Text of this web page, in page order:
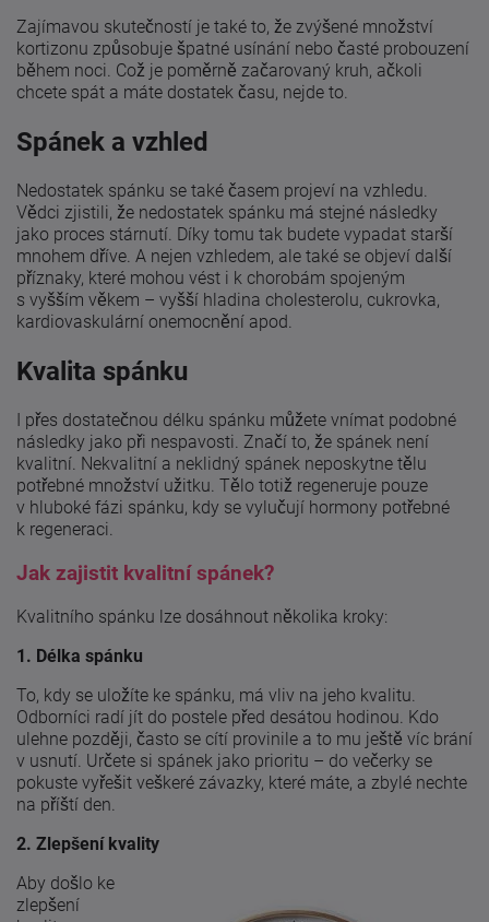
Zajímavou skutečností je také to, že zvýšené množství
kortizonu způsobuje špatné usínání nebo časté probouzení
během noci. Což je poměrně začarovaný kruh, ačkoli
chcete spát a máte dostatek času, nejde to.
Spánek a vzhled
Nedostatek spánku se také časem projeví na vzhledu.
Vědci zjistili, že nedostatek spánku má stejné následky
jako proces stárnutí. Díky tomu tak budete vypadat starší
mnohem dříve. A nejen vzhledem, ale také se objeví další
příznaky, které mohou vést i k chorobám spojeným
s vyšším věkem – vyšší hladina cholesterolu, cukrovka,
kardiovaskulární onemocnění apod.
Kvalita spánku
I přes dostatečnou délku spánku můžete vnímat podobné
následky jako při nespavosti. Značí to, že spánek není
kvalitní. Nekvalitní a neklidný spánek neposkytne tělu
potřebné množství užitku. Tělo totiž regeneruje pouze
v hluboké fázi spánku, kdy se vylučují hormony potřebné
k regeneraci.
Jak zajistit kvalitní spánek?
Kvalitního spánku lze dosáhnout několika kroky:
1. Délka spánku
To, kdy se uložíte ke spánku, má vliv na jeho kvalitu.
Odborníci radí jít do postele před desátou hodinou. Kdo
ulehne později, často se cítí provinile a to mu ještě víc brání
v usnutí. Určete si spánek jako prioritu – do večerky se
pokuste vyřešit veškeré závazky, které máte, a zbylé nechte
na příští den.
2. Zlepšení kvality
Aby došlo ke
zlepšení